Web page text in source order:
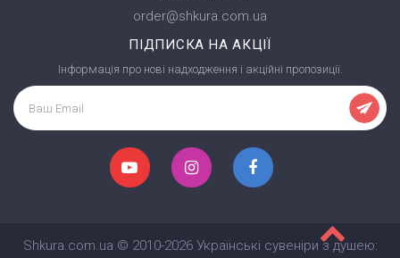
order@shkura.com.ua
ПІДПИСКА НА АКЦІЇ
Інформація про нові надходження і акційні пропозиції.
Shkura.com.ua © 2010-2026 Українські сувеніри з душею: